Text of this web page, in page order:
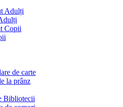
Adulți
Copii
de carte
la prânz
Bibliotecii